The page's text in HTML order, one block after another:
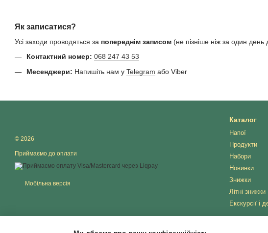
Як записатися?
Усі заходи проводяться за попереднім записом (не пізніше ніж за один день
Контактний номер: 068 247 43 53
Месенджери: Напишіть нам у Telegram або Viber
© 2026
Приймаємо до оплати
Мобільна версія
Каталог
Напої
Продукти
Набори
Новинки
Знижки
Літні знижки
Екскурсії і